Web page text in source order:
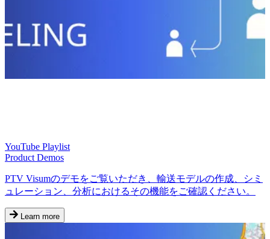
YouTube Playlist
Product Demos
PTV Visumのデモをご覧いただき、輸送モデルの作成、シミ
ュレーション、分析におけるその機能をご確認ください。
Learn more